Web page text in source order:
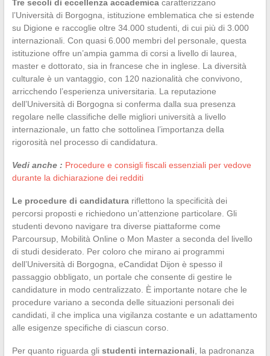
Tre secoli di eccellenza accademicacaratterizzano
l’Università di Borgogna, istituzione emblematica che si estende
su Digione e raccoglie oltre 34.000 studenti, di cui più di 3.000
internazionali. Con quasi 6.000 membri del personale, questa
istituzione offre un’ampia gamma di corsi a livello di laurea,
master e dottorato, sia in francese che in inglese. La diversità
culturale è un vantaggio, con 120 nazionalità che convivono,
arricchendo l’esperienza universitaria. La reputazione
dell’Università di Borgogna si conferma dalla sua presenza
regolare nelle classifiche delle migliori università a livello
internazionale, un fatto che sottolinea l’importanza della
rigorosità nel processo di candidatura.
Vedi anche : Procedure e consigli fiscali essenziali per vedove
durante la dichiarazione dei redditi
Le procedure di candidaturariflettono la specificità dei
percorsi proposti e richiedono un’attenzione particolare. Gli
studenti devono navigare tra diverse piattaforme come
Parcoursup, Mobilità Online o Mon Master a seconda del livello
di studi desiderato. Per coloro che mirano ai programmi
dell’Università di Borgogna, eCandidat Dijon è spesso il
passaggio obbligato, un portale che consente di gestire le
candidature in modo centralizzato. È importante notare che le
procedure variano a seconda delle situazioni personali dei
candidati, il che implica una vigilanza costante e un adattamento
alle esigenze specifiche di ciascun corso.
Per quanto riguarda gli studenti internazionali , la padronanza